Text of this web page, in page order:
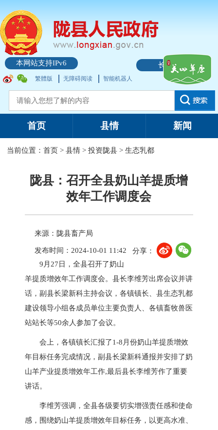
本网站支持IPv6 长者模式
繁體版 无障碍阅读 智能机器人
首页 县情 新闻
当前位置：首页 >县情 >投资陇县 >生态乳都
陇县：召开全县奶山羊提质增
效年工作调度会
来源：陇县畜产局
发布时间：2024-10-01 11:42
分享：
9月27日，全县召开了奶山
羊提质增效年工作调度会。县长李维芳出席会议并讲
话，副县长梁新科主持会议，各镇镇长、县生态乳都
建设领导小组各成员单位主要负责人、各镇畜牧兽医
站站长等50余人参加了会议。
会上，各镇镇长汇报了1-8月份奶山羊提质增效
年目标任务完成情况，副县长梁新科通报并安排了奶
山羊产业提质增效年工作,最后县长李维芳作了重要
讲话。
李维芳强调，全县各级要切实增强责任感和使命
感，围绕奶山羊提质增效年目标任务，以更高水准、